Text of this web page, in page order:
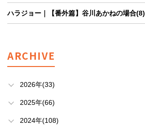
ハラジョー｜【番外篇】谷川あかねの場合(8)
ARCHIVE
2026年(33)
2025年(66)
2024年(108)